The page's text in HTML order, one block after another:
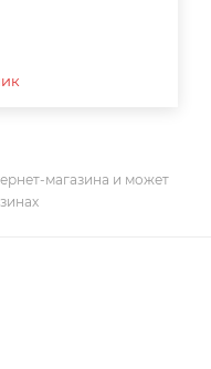
магазина и может